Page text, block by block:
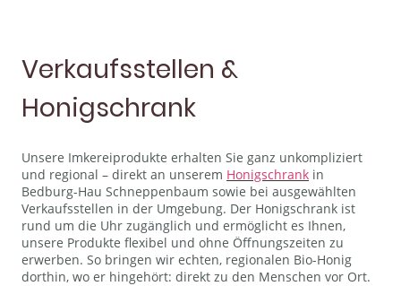
Verkaufsstellen &
Honigschrank
Unsere Imkereiprodukte erhalten Sie ganz unkompliziert
und regional – direkt an unserem Honigschrank in
Bedburg-Hau Schneppenbaum sowie bei ausgewählten
Verkaufsstellen in der Umgebung. Der Honigschrank ist
rund um die Uhr zugänglich und ermöglicht es Ihnen,
unsere Produkte flexibel und ohne Öffnungszeiten zu
erwerben. So bringen wir echten, regionalen Bio-Honig
dorthin, wo er hingehört: direkt zu den Menschen vor Ort.